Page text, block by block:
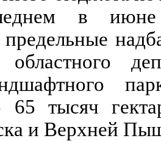
в июне
областного
тысяч
и Верхней